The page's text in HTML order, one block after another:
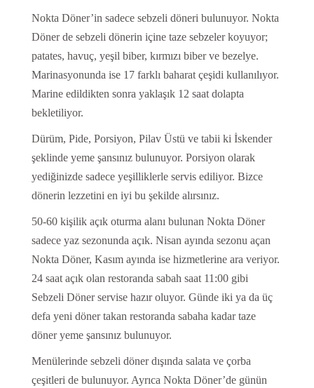
Nokta Döner’in sadece sebzeli döneri bulunuyor. Nokta
Döner de sebzeli dönerin içine taze sebzeler koyuyor;
patates, havuç, yeşil biber, kırmızı biber ve bezelye.
Marinasyonunda ise 17 farklı baharat çeşidi kullanılıyor.
Marine edildikten sonra yaklaşık 12 saat dolapta
bekletiliyor.
Dürüm, Pide, Porsiyon, Pilav Üstü ve tabii ki İskender
şeklinde yeme şansınız bulunuyor. Porsiyon olarak
yediğinizde sadece yeşilliklerle servis ediliyor. Bizce
dönerin lezzetini en iyi bu şekilde alırsınız.
50-60 kişilik açık oturma alanı bulunan Nokta Döner
sadece yaz sezonunda açık. Nisan ayında sezonu açan
Nokta Döner, Kasım ayında ise hizmetlerine ara veriyor.
24 saat açık olan restoranda sabah saat 11:00 gibi
Sebzeli Döner servise hazır oluyor. Günde iki ya da üç
defa yeni döner takan restoranda sabaha kadar taze
döner yeme şansınız bulunuyor.
Menülerinde sebzeli döner dışında salata ve çorba
çeşitleri de bulunuyor. Ayrıca Nokta Döner’de günün